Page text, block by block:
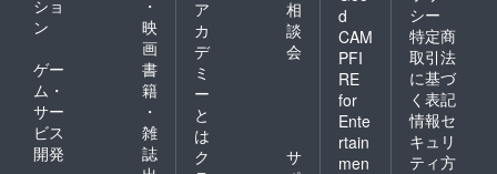
ショ
ン
・
映
画
ゲー
ム・
サー
ビス
開発
書
籍
・
雑
誌
ア
カ
デ
ミ
ー
と
は
相
談
会
ク
サ
d
CAM
PFI
RE
for
Ente
rtain
men
シー
特定商
取引法
に基づ
く表記
情報セ
キュリ
ティ方